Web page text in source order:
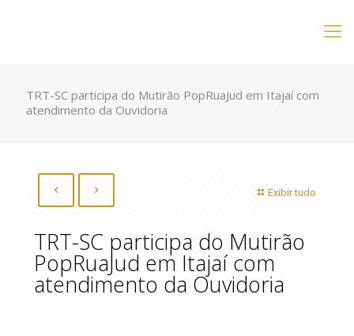
TRT-SC participa do Mutirão PopRuaJud em Itajaí com
atendimento da Ouvidoria
Exibir tudo
TRT-SC participa do Mutirão
PopRuaJud em Itajaí com
atendimento da Ouvidoria